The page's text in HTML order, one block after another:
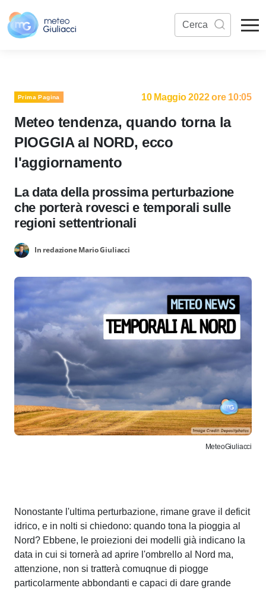
Prima Pagina 10 Maggio 2022 ore 10:05
Meteo tendenza, quando torna la
PIOGGIA al NORD, ecco
l'aggiornamento
La data della prossima perturbazione
che porterà rovesci e temporali sulle
regioni settentrionali
In redazione Mario Giuliacci
MeteoGiuliacci
Nonostante l'ultima perturbazione, rimane grave il deficit
idrico, e in nolti si chiedono: quando tona la pioggia al
Nord? Ebbene, le proiezioni dei modelli già indicano la
data in cui si tornerà ad aprire l'ombrello al Nord ma,
attenzione, non si tratterà comuqnue di piogge
particolarmente abbondanti e capaci di dare grande